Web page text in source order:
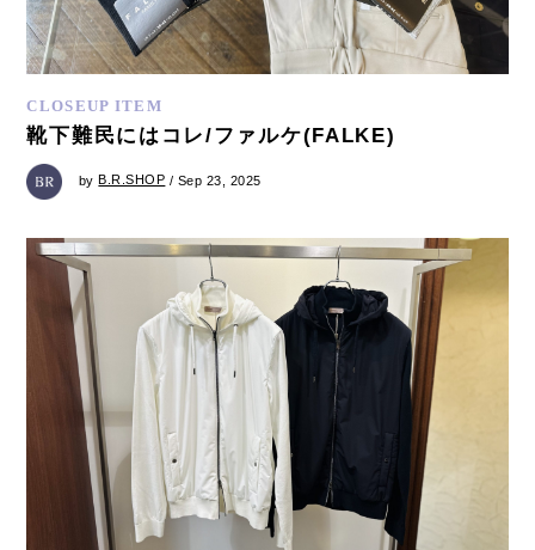
CLOSEUP ITEM
靴下難民にはコレ/ファルケ(FALKE)
by B.R.SHOP / Sep 23, 2025